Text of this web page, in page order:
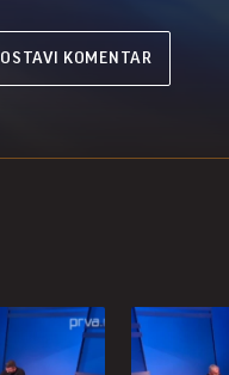
OSTAVI KOMENTAR